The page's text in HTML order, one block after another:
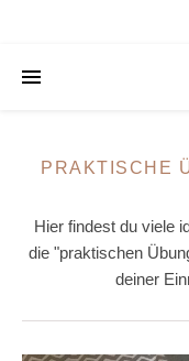
PRAKTISCHE
Hier findest du viele
die "praktischen
deiner